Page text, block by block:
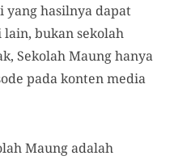
yang hasilnya dapat
bukan sekolah
Sekolah Maung hanya
pada konten media
Maung adalah